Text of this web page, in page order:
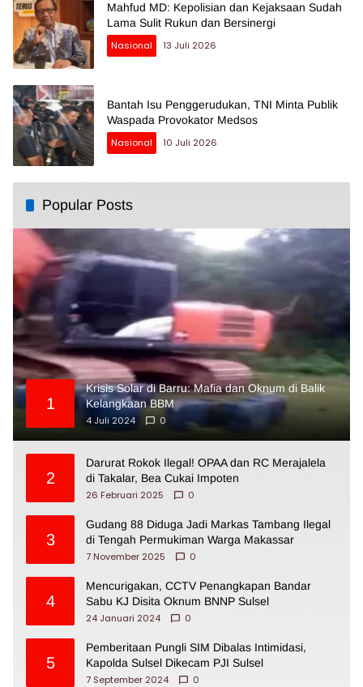
Mahfud MD: Kepolisian dan Kejaksaan Sudah
Lama Sulit Rukun dan Bersinergi
Nasional
13 Juli 2026
Bantah Isu Penggerudukan, TNI Minta Publik
Waspada Provokator Medsos
Nasional
10 Juli 2026
Popular Posts
1
Krisis Solar di Barru: Mafia dan Oknum di Balik
Kelangkaan BBM
4 Juli 2024
0
2
Darurat Rokok Ilegal! OPAA dan RC Merajalela
di Takalar, Bea Cukai Impoten
26 Februari 2025
0
3
Gudang 88 Diduga Jadi Markas Tambang Ilegal
di Tengah Permukiman Warga Makassar
7 November 2025
0
4
Mencurigakan, CCTV Penangkapan Bandar
Sabu KJ Disita Oknum BNNP Sulsel
24 Januari 2024
0
5
Pemberitaan Pungli SIM Dibalas Intimidasi,
Kapolda Sulsel Dikecam PJI Sulsel
7 September 2024
0